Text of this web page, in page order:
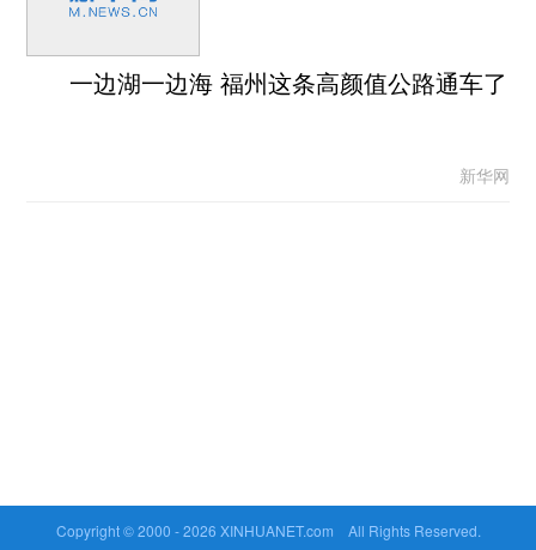
一边湖一边海 福州这条高颜值公路通车了
新华网
Copyright © 2000 -2026 XINHUANET.com All Rights Reserved.